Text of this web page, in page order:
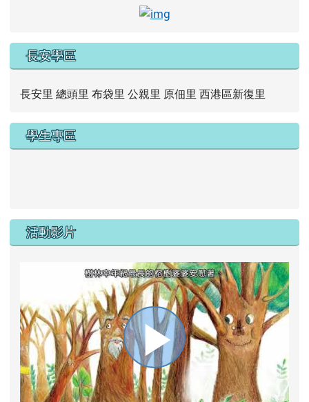
link to https://
長安學區
長安里 總頭里 布袋里 公親里 原佃里 西港區新復里
學生專區
活動影片
播